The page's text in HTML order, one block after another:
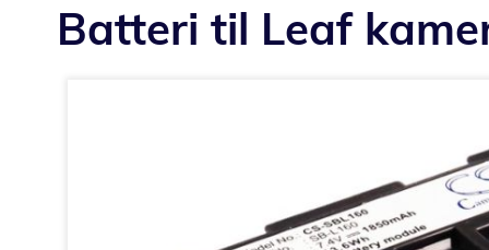
Batteri til Leaf